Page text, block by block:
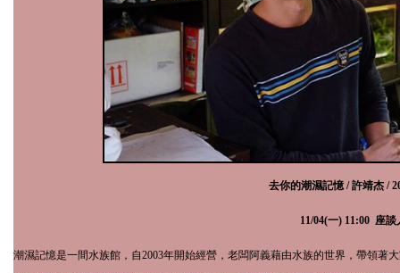
去你的潮濕記憶 / 許靖杰 /
11/04(一)11:00座談
潮濕記憶是一間水族館，自2003年開始經營，老闆阿義藉由水族的世界，帶領著